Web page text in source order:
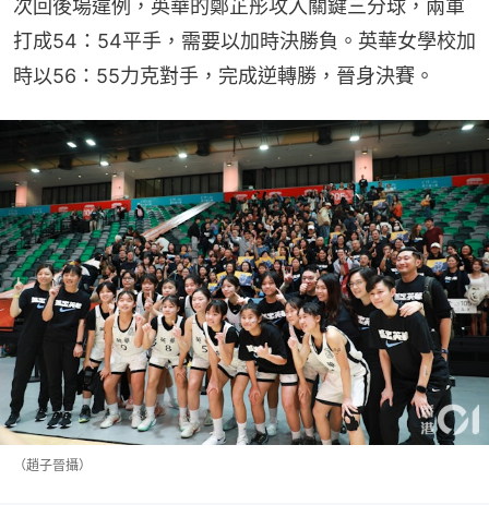
次回後場違例，英華的鄭芷彤攻入關鍵三分球，兩軍
打成54：54平手，需要以加時決勝負。英華女學校加
時以56：55力克對手，完成逆轉勝，晉身決賽。
（趙子晉攝）